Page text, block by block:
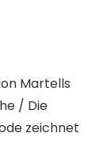
Martells
/ Die
zeichnet